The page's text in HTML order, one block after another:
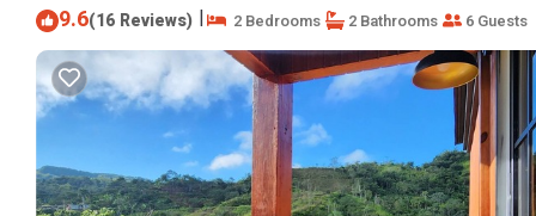
9.6(16 Reviews) | 2 Bedrooms 2 Bathrooms 6 Guests